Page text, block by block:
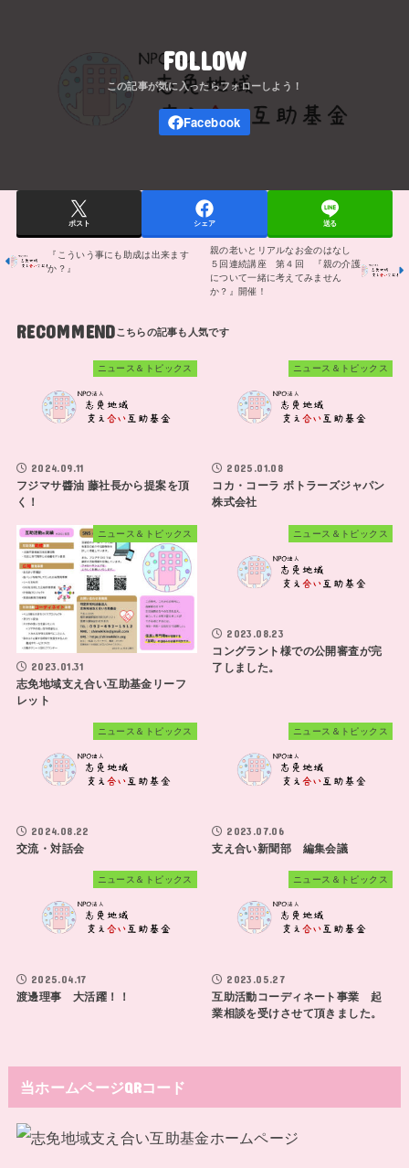
FOLLOW
ポスト シェア 送る
『こういう事にも助成は出来ます
か？』
親の老いとリアルなお金のはなし
５回連続講座 第４回 『親の介護
について一緒に考えてみません
か？』開催！
RECOMMEND
ニュース＆トピックス
2024.09.11
フジマサ醬油 藤社長から提案を頂
く！
ニュース＆トピックス
2025.01.08
コカ・コーラ ボトラーズジャパン
株式会社
ニュース＆トピックス
2023.01.31
志免地域支え合い互助基金リーフ
レット
ニュース＆トピックス
2023.08.23
コングラント様での公開審査が完
了しました。
ニュース＆トピックス
2024.08.22
交流・対話会
ニュース＆トピックス
2023.07.06
支え合い新聞部 編集会議
ニュース＆トピックス
2025.04.17
渡邊理事 大活躍！！
ニュース＆トピックス
2023.05.27
互助活動コーディネート事業 起
業相談を受けさせて頂きました。
当ホームページQRコード